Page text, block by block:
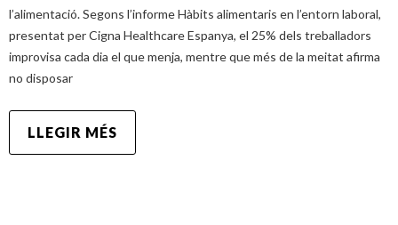
l’alimentació. Segons l’informe Hàbits alimentaris en l’entorn laboral,
presentat per Cigna Healthcare Espanya, el 25% dels treballadors
improvisa cada dia el que menja, mentre que més de la meitat afirma
no disposar
LLEGIR MÉS